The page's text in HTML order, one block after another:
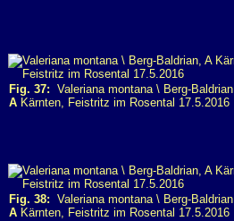
Fig. 37: Valeriana montana \ Berg-Baldrian
A Kärnten, Feistritz im Rosental 17.5.2016
Fig. 38: Valeriana montana \ Berg-Baldrian
A Kärnten, Feistritz im Rosental 17.5.2016